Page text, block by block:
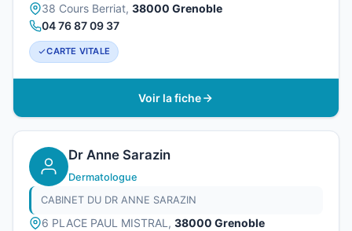
38 Cours Berriat, 38000 Grenoble
04 76 87 09 37
CARTE VITALE
Voir la fiche
Dr Anne Sarazin
Dermatologue
CABINET DU DR ANNE SARAZIN
6 PLACE PAUL MISTRAL, 38000 Grenoble